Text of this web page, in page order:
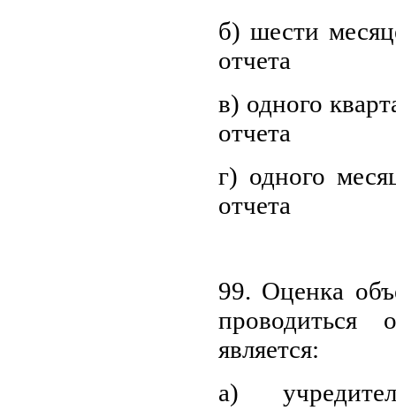
б) шести
отчета
в) одного
отчета
г) одного
отчета
99. Оценка
является:
а)